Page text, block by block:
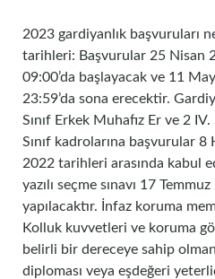
2023 gardiyanlık başvuruları
tarihleri: Başvurular 25 Nisan
09:00’da başlayacak ve 11
23:59’da sona erecektir.
Sınıf Erkek Muhafız Er ve 2
Sınıf kadrolarına başvurular
2022 tarihleri ​​arasında kabul
yazılı seçme sınavı 17
yapılacaktır. İnfaz koruma
Kolluk kuvvetleri ve koruma
belirli bir dereceye sahip
diploması veya eşdeğeri